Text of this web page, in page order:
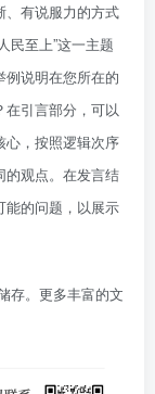
、有说服力的方式
民至上”这一主题
说明在您所在的
引言部分，可以
心，按照逻辑次序
的观点。在发言结
能的问题，以展示
存。更多丰富的文